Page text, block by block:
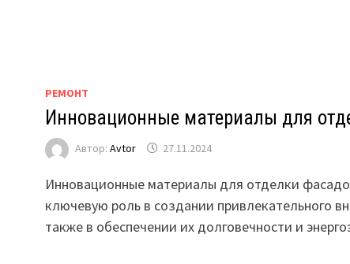
РЕМОНТ
Инновационные материалы для
Автор:Avtor 27.11.2024
Инновационные материалы для отделки
ключевую роль в создании привлекательного
также в обеспечении их долговечности и